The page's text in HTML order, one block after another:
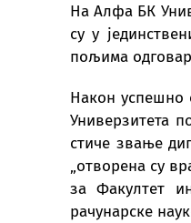
На Алфа БК
су у
пољима
Након успешно
Универзитета
стиче звање
„отворена су
за Факултет
рачунарске